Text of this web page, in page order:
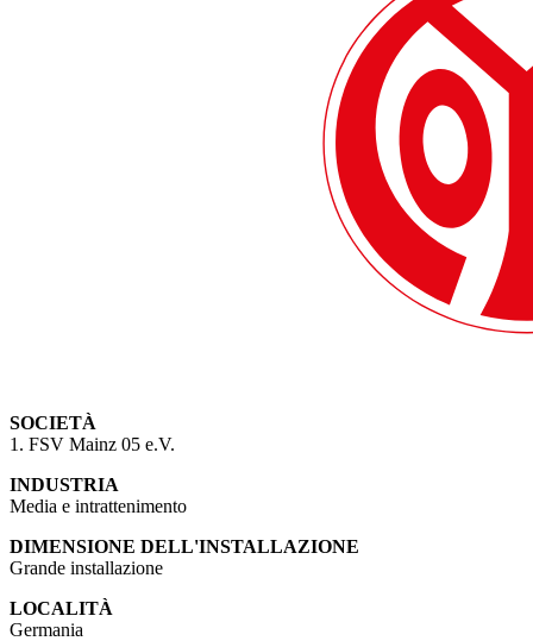
SOCIETÀ
1. FSV Mainz 05 e.V.
INDUSTRIA
Media e intrattenimento
DIMENSIONE DELL'INSTALLAZIONE
Grande installazione
LOCALITÀ
Germania